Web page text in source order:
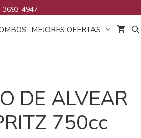
3693-4947
MEJORES OFERTAS
DE ALVEAR
750cc